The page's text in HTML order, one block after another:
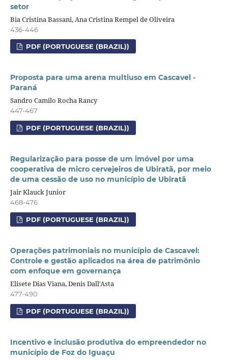
setor
Bia Cristina Bassani, Ana Cristina Rempel de Oliveira
436-446
PDF (PORTUGUESE (BRAZIL))
Proposta para uma arena multiuso em Cascavel -
Paraná
Sandro Camilo Rocha Rancy
447-467
PDF (PORTUGUESE (BRAZIL))
Regularização para posse de um imóvel por uma
cooperativa de micro cervejeiros de Ubiratã, por meio
de uma cessão de uso no município de Ubiratã
Jair Klauck Junior
468-476
PDF (PORTUGUESE (BRAZIL))
Operações patrimoniais no município de Cascavel:
Controle e gestão aplicados na área de patrimônio
com enfoque em governança
Elisete Dias Viana, Denis Dall'Asta
477-490
PDF (PORTUGUESE (BRAZIL))
Incentivo e inclusão produtiva do empreendedor no
município de Foz do Iguaçu